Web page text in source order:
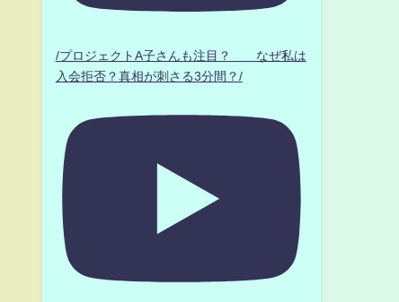
/プロジェクトA子さんも注目？ なぜ私は
入会拒否？真相が刺さる3分間？/